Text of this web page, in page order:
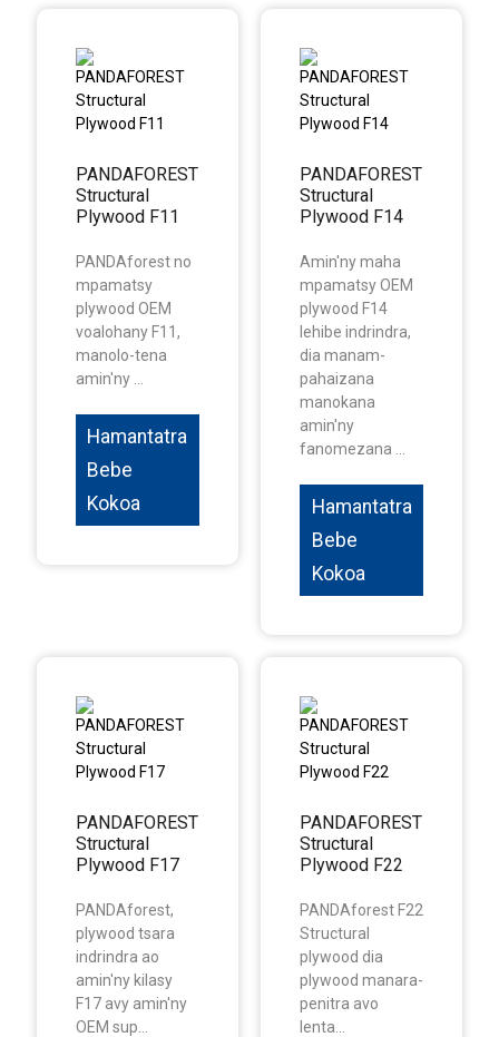
PANDAFOREST
Structural
Plywood F11
PANDAforest no
mpamatsy
plywood OEM
voalohany F11,
manolo-tena
amin'ny ...
Hamantatra
Bebe
Kokoa
PANDAFOREST
Structural
Plywood F14
Amin'ny maha
mpamatsy OEM
plywood F14
lehibe indrindra,
dia manam-
pahaizana
manokana
amin'ny
fanomezana ...
Hamantatra
Bebe
Kokoa
PANDAFOREST
Structural
Plywood F17
PANDAforest,
plywood tsara
indrindra ao
amin'ny kilasy
F17 avy amin'ny
OEM sup...
PANDAFOREST
Structural
Plywood F22
PANDAforest F22
Structural
plywood dia
plywood manara-
penitra avo
lenta...